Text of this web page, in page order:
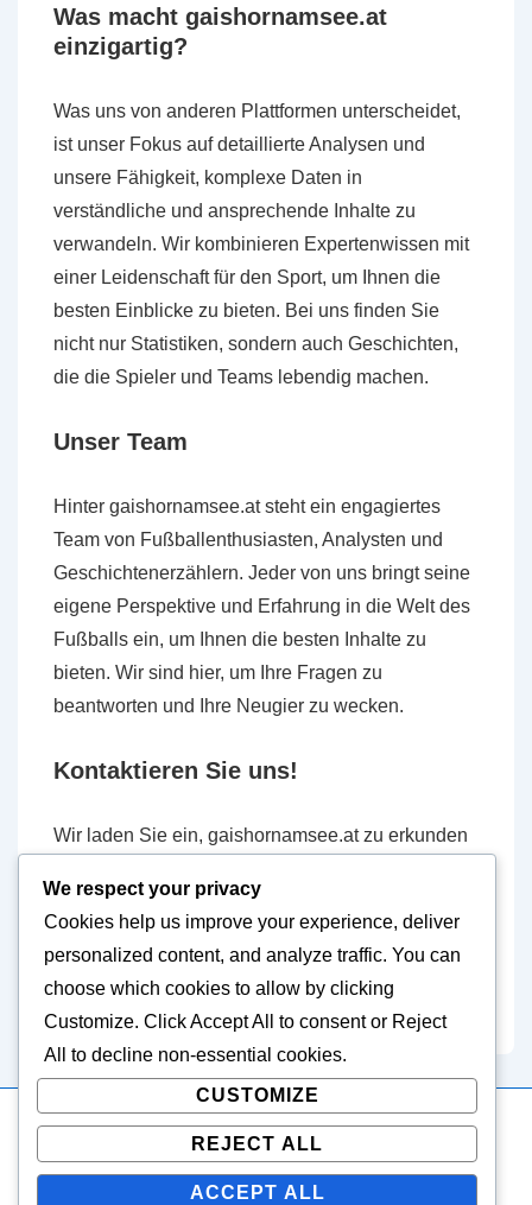
Was macht gaishornamsee.at
einzigartig?
Was uns von anderen Plattformen unterscheidet,
ist unser Fokus auf detaillierte Analysen und
unsere Fähigkeit, komplexe Daten in
verständliche und ansprechende Inhalte zu
verwandeln. Wir kombinieren Expertenwissen mit
einer Leidenschaft für den Sport, um Ihnen die
besten Einblicke zu bieten. Bei uns finden Sie
nicht nur Statistiken, sondern auch Geschichten,
die die Spieler und Teams lebendig machen.
Unser Team
Hinter gaishornamsee.at steht ein engagiertes
Team von Fußballenthusiasten, Analysten und
Geschichtenerzählern. Jeder von uns bringt seine
eigene Perspektive und Erfahrung in die Welt des
Fußballs ein, um Ihnen die besten Inhalte zu
bieten. Wir sind hier, um Ihre Fragen zu
beantworten und Ihre Neugier zu wecken.
Kontaktieren Sie uns!
Wir laden Sie ein, gaishornamsee.at zu erkunden
Sie Fragen haben oder einfach nur plaudern
möchten, zögern Sie nicht, uns unter
hello@gaishornamsee.at zu kontaktieren. Wir
freuen uns darauf, von Ihnen zu hören!
Copyright © 2026gaishornamsee.at| Powered by
We respect your privacy
Cookies help us improve your experience, deliver
personalized content, and analyze traffic. You can
choose which cookies to allow by clicking
Customize. ClickAccept All to consent or Reject
All
to decline non-essential cookies.
CUSTOMIZE
REJECT ALL
ACCEPT ALL